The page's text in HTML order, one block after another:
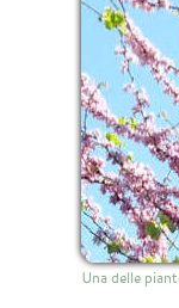
Una delle